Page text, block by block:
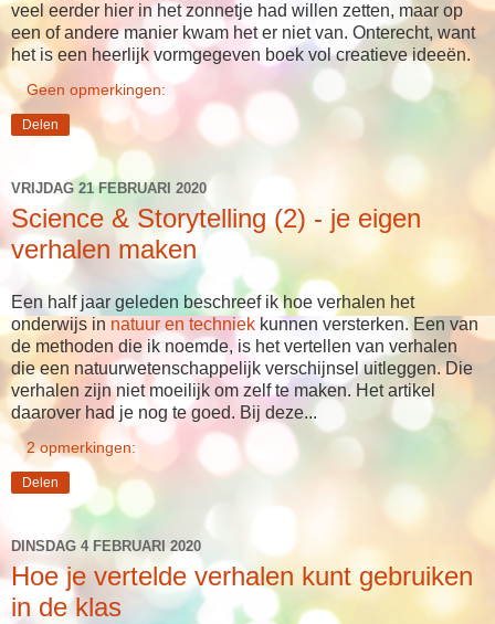
veel eerder hier in het zonnetje had willen zetten, maar op
een of andere manier kwam het er niet van. Onterecht, want
het is een heerlijk vormgegeven boek vol creatieve ideeën.
Geen opmerkingen:
Delen
VRIJDAG 21 FEBRUARI 2020
Science & Storytelling (2) - je eigen
verhalen maken
Een half jaar geleden beschreef ik hoe verhalen het
onderwijs in natuur en techniek kunnen versterken. Een van
de methoden die ik noemde, is het vertellen van verhalen
die een natuurwetenschappelijk verschijnsel uitleggen. Die
verhalen zijn niet moeilijk om zelf te maken. Het artikel
daarover had je nog te goed. Bij deze...
2 opmerkingen:
Delen
DINSDAG 4 FEBRUARI 2020
Hoe je vertelde verhalen kunt gebruiken
in de klas